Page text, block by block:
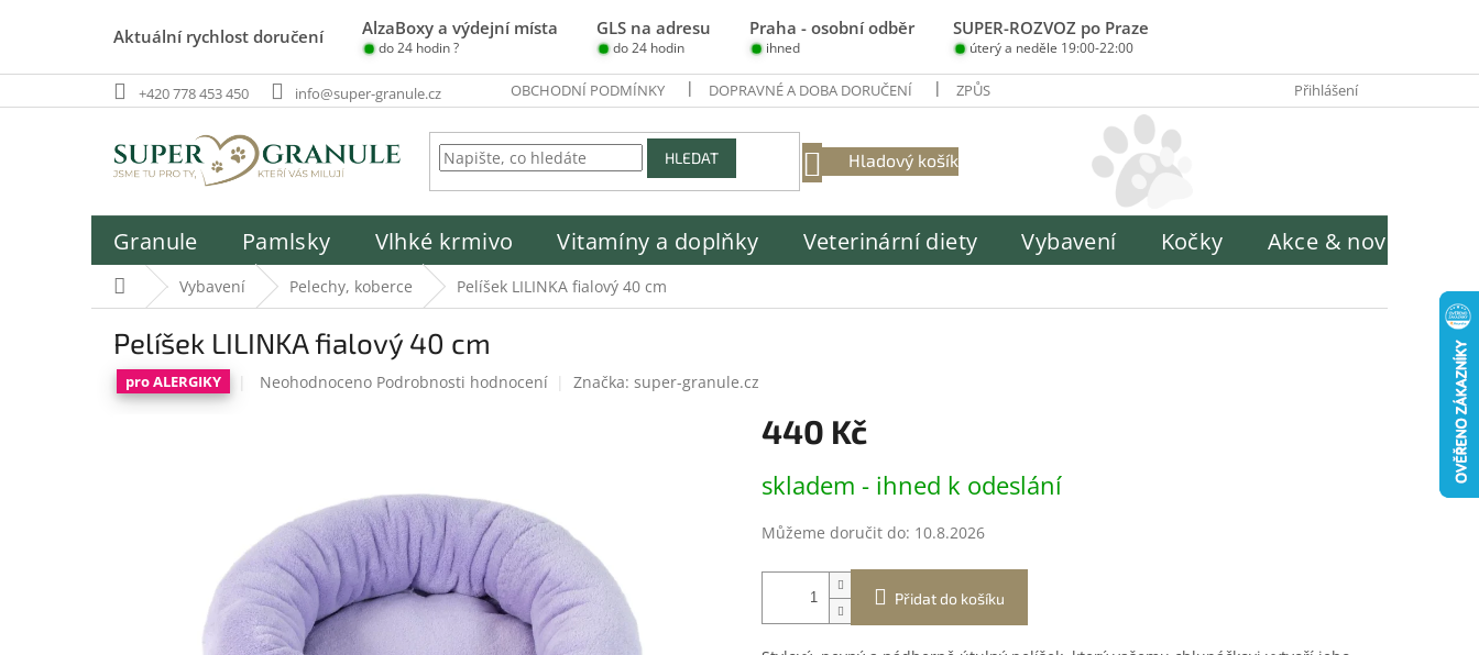
Aktuální rychlost doručení AlzaBoxy a výdejní místa GLS na adresu Praha - osobní odběr SUPER-ROZVOZ po Praze
do 24 hodin ? do 24 hodin ihned úterý a neděle 19:00-22:00
+420 778 453 450 info@super-granule.cz OBCHODNÍ PODMÍNKY DOPRAVNÉ A DOBA DORUČENÍ ZPŮSOBY PLATBY INFORMACE O ZPRACOVÁNÍ OSOBNÍCH ÚDAJŮ
Přihlášení
HLEDAT
NÁKUPNÍ
Hladový košík
Granule Pamlsky Vlhké krmivo Vitamíny a doplňky Veterinární diety Vybavení Kočky Akce & novinky
Domů Vybavení Pelechy, koberce Pelíšek LILINKA fialový 40 cm
Pelíšek LILINKA fialový 40 cm
pro ALERGIKY
Průměrné
hvězdiček.
Neohodnoceno Podrobnosti hodnocení Značka: super-granule.cz
440 Kč
cena:
skladem - ihned k odeslání
Můžeme doručit do: 10.8.2026
Přidat do košíku